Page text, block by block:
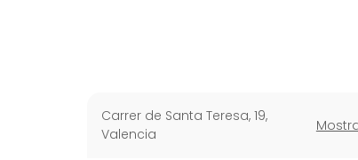
Carrer de Santa Teresa, 19,
Valencia